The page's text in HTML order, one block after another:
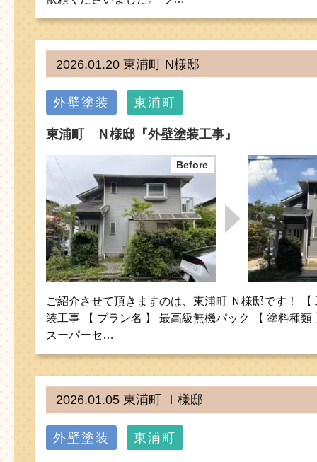
2026.01.20 東浦町 N様邸
外壁塗装 東浦町
東浦町 Ｎ様邸『外壁塗装工事』
ご紹介させて頂きますのは、東浦町 Ｎ様邸です！ 【
装工事 【 プラン名 】 最高級無機パック 【 塗料種類
スーパーセ…
2026.01.05 東浦町 Ｉ様邸
外壁塗装 東浦町